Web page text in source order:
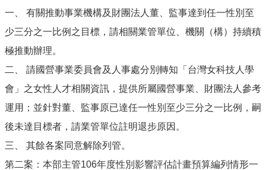
一、 有關推動事業機構及財團法人董、監事達到任一性別至
少三分之一比例之目標，請相關業管單位、機關（構）持續積
極推動辦理。
二、 請國營事業委員會及人事處分別轉知「台灣女科技人學
會」之女性人才相關資訊，提供所屬國營事業、財團法人參考
運用；並針對董、監事原已達任一性別至少三分之一比例，嗣
後未達目標者，請業管單位註明退步原因。
三、 其餘各案同意解除列管。
第二案：本部主管106年度性別影響評估計畫預算編列情形一